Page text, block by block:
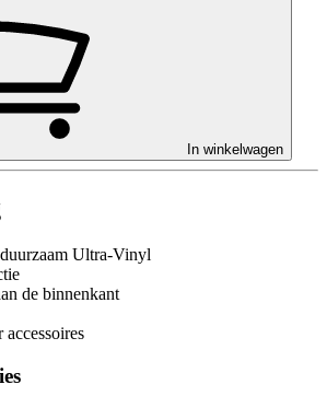
In winkelwagen
Ultra-Vinyl
de binnenkant